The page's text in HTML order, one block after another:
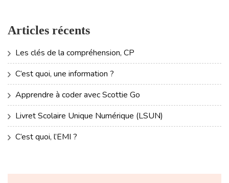
Articles récents
Les clés de la compréhension, CP
C’est quoi, une information ?
Apprendre à coder avec Scottie Go
Livret Scolaire Unique Numérique (LSUN)
C’est quoi, l’EMI ?